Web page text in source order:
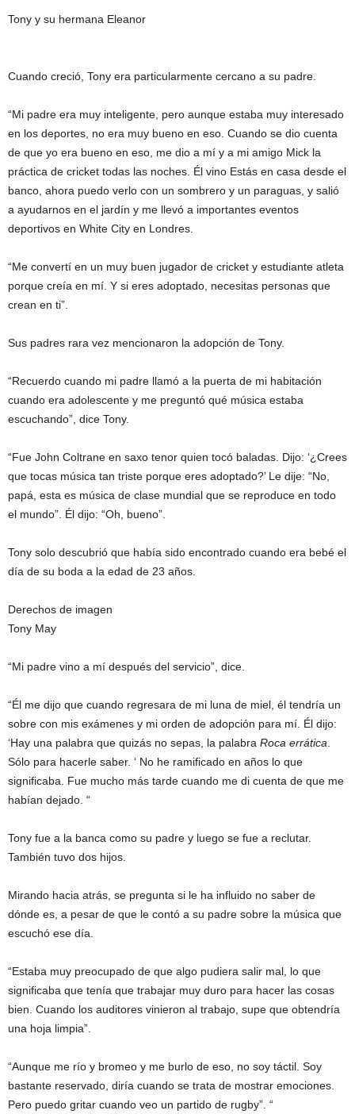
Tony y su hermana Eleanor
Cuando creció, Tony era particularmente cercano a su padre.
“Mi padre era muy inteligente, pero aunque estaba muy interesado
en los deportes, no era muy bueno en eso. Cuando se dio cuenta
de que yo era bueno en eso, me dio a mí y a mi amigo Mick la
práctica de cricket todas las noches. Él vino Estás en casa desde el
banco, ahora puedo verlo con un sombrero y un paraguas, y salió
a ayudarnos en el jardín y me llevó a importantes eventos
deportivos en White City en Londres.
“Me convertí en un muy buen jugador de cricket y estudiante atleta
porque creía en mí. Y si eres adoptado, necesitas personas que
crean en ti”.
Sus padres rara vez mencionaron la adopción de Tony.
“Recuerdo cuando mi padre llamó a la puerta de mi habitación
cuando era adolescente y me preguntó qué música estaba
escuchando”, dice Tony.
“Fue John Coltrane en saxo tenor quien tocó baladas. Dijo: ‘¿Crees
que tocas música tan triste porque eres adoptado?’ Le dije: “No,
papá, esta es música de clase mundial que se reproduce en todo
el mundo”. Él dijo: “Oh, bueno”.
Tony solo descubrió que había sido encontrado cuando era bebé el
día de su boda a la edad de 23 años.
Derechos de imagen
Tony May
“Mi padre vino a mí después del servicio”, dice.
“Él me dijo que cuando regresara de mi luna de miel, él tendría un
sobre con mis exámenes y mi orden de adopción para mí. Él dijo:
‘Hay una palabra que quizás no sepas, la palabra Roca errática
Sólo para hacerle saber. ‘ No he ramificado en años lo que
significaba. Fue mucho más tarde cuando me di cuenta de que me
habían dejado. “
Tony fue a la banca como su padre y luego se fue a reclutar.
También tuvo dos hijos.
Mirando hacia atrás, se pregunta si le ha influido no saber de
dónde es, a pesar de que le contó a su padre sobre la música que
escuchó ese día.
“Estaba muy preocupado de que algo pudiera salir mal, lo que
significaba que tenía que trabajar muy duro para hacer las cosas
bien. Cuando los auditores vinieron al trabajo, supe que obtendría
una hoja limpia”.
“Aunque me río y bromeo y me burlo de eso, no soy táctil. Soy
bastante reservado, diría cuando se trata de mostrar emociones.
Pero puedo gritar cuando veo un partido de rugby”. “